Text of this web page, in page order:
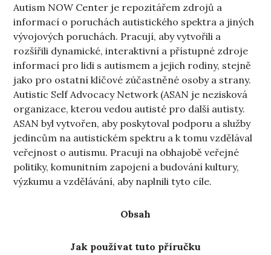
Autism NOW Center je repozitářem zdrojů a
informací o poruchách autistického spektra a jiných
vývojových poruchách. Pracují, aby vytvořili a
rozšířili dynamické, interaktivní a přístupné zdroje
informací pro lidi s autismem a jejich rodiny, stejně
jako pro ostatní klíčové zúčastněné osoby a strany.
Autistic Self Advocacy Network (ASAN je nezisková
organizace, kterou vedou autisté pro další autisty.
ASAN byl vytvořen, aby poskytoval podporu a služby
jedincům na autistickém spektru a k tomu vzdělával
veřejnost o autismu. Pracují na obhajobě veřejné
politiky, komunitním zapojení a budování kultury,
výzkumu a vzdělávání, aby naplnili tyto cíle.
Obsah
Jak používat tuto příručku